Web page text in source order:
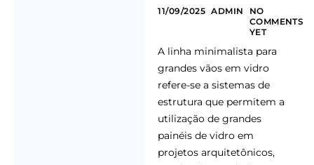
11/09/2025 ADMIN
NO
COMMENTS
YET
A linha minimalista para
grandes vãos em vidro
refere-se a sistemas de
estrutura que permitem a
utilização de grandes
painéis de vidro em
projetos arquitetônicos,